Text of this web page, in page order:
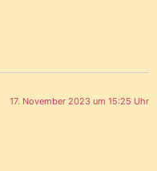
17. November 2023 um 15:25 Uhr